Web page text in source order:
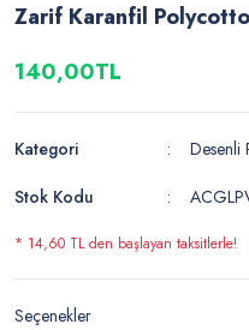
Zarif Karanfil
140,00TL
Kategori
Desenli
Stok Kodu
* 14,60 TL den başlayan taksitlerle!
Seçenekler